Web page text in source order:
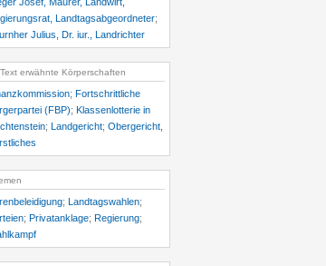
Landtagsabgeordneter;
Julius, Dr. iur., Landrichter
erwähnte Körperschaften
; Fortschrittliche
(FBP); Klassenlotterie in
; Landgericht; Obergericht,
; Landtagswahlen;
; Privatanklage; Regierung;